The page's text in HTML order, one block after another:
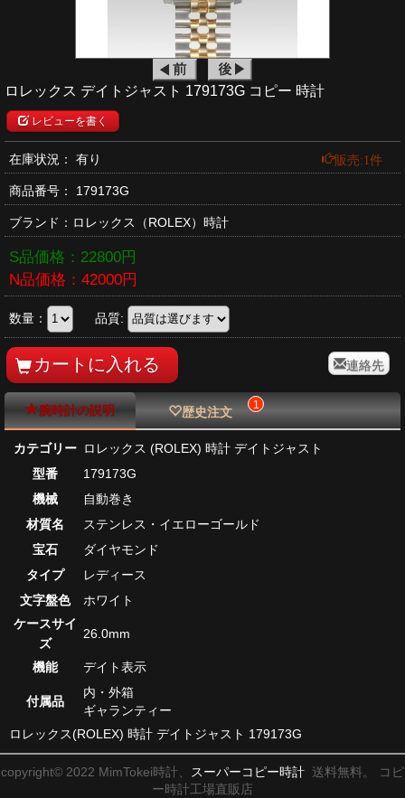
ロレックス デイトジャスト 179173G コピー 時計
レビューを書く
在庫状況： 有り 販売:1件
商品番号： 179173G
ブランド： ロレックス （ROLEX）時計
S品価格： 22800円
N品価格： 42000円
数量： 品質:
連絡先
腕時計の説明 歴史注文 1
カテゴリー ロレックス (ROLEX) 時計 デイトジャスト
型番
179173G
機械
自動巻き
材質名
ステンレス・イエローゴールド
宝石
ダイヤモンド
タイプ
レディース
文字盤色
ホワイト
ケースサイ
ズ
26.0mm
機能 デイト表示
付属品
内・外箱
ギャランティー
ロレックス(ROLEX) 時計 デイトジャスト 179173G
copyright© 2022 MimTokei時計、 スーパーコピー時計 送料無料。 コピ
ー時計工場直販店